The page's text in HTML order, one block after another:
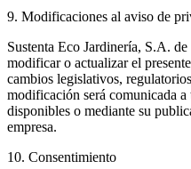
9. Modificaciones al aviso de
Sustenta Eco Jardinería, S.A.
modificar o actualizar el
cambios legislativos,
modificación será comunicada
disponibles o mediante su
empresa.
10. Consentimiento